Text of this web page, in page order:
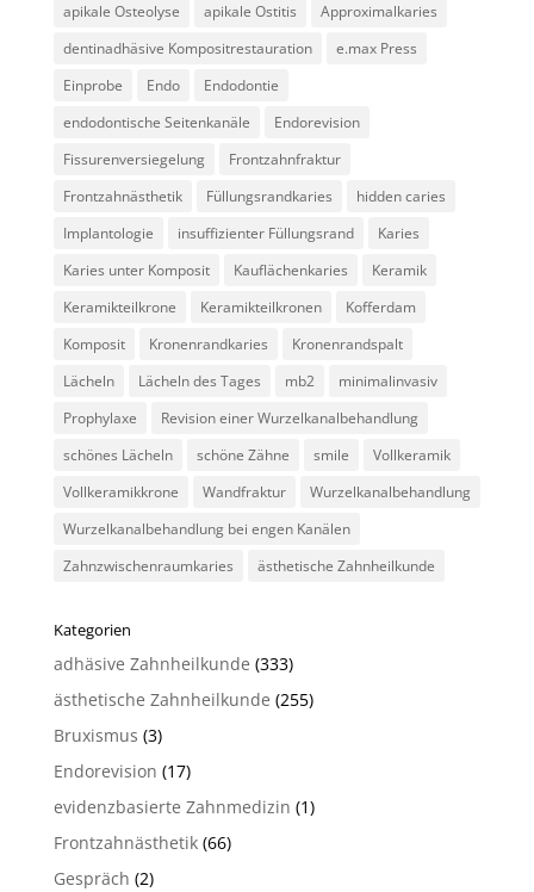
apikale Osteolyse
apikale Ostitis
Approximalkaries
dentinadhäsive Kompositrestauration
e.max Press
Einprobe
Endo
Endodontie
endodontische Seitenkanäle
Endorevision
Fissurenversiegelung
Frontzahnfraktur
Frontzahnästhetik
Füllungsrandkaries
hidden caries
Implantologie
insuffizienter Füllungsrand
Karies
Karies unter Komposit
Kauflächenkaries
Keramik
Keramikteilkrone
Keramikteilkronen
Kofferdam
Komposit
Kronenrandkaries
Kronenrandspalt
Lächeln
Lächeln des Tages mb2
minimalinvasiv
Prophylaxe
Revision einer Wurzelkanalbehandlung
schönes Lächeln
schöne Zähne smile
Vollkeramik
Vollkeramikkrone
Wandfraktur
Wurzelkanalbehandlung
Wurzelkanalbehandlung bei engen Kanälen
Zahnzwischenraumkaries
ästhetische Zahnheilkunde
Kategorien
adhäsive Zahnheilkunde (333)
ästhetische Zahnheilkunde (255)
Bruxismus (3)
Endorevision (17)
evidenzbasierte Zahnmedizin (1)
Frontzahnästhetik(66)
Gespräch (2)